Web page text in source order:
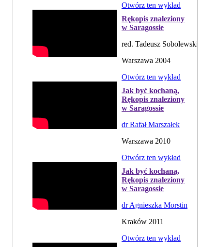
Otwórz ten wykład
Rękopis znaleziony
w Saragossie
red. Tadeusz Sobolewski
Warszawa 2004
Otwórz ten wykład
Jak być kochaną,
Rękopis znaleziony
w Saragossie
dr Rafał Marszałek
Warszawa 2010
Otwórz ten wykład
Jak być kochaną,
Rękopis znaleziony
w Saragossie
dr Agnieszka Morstin
Kraków 2011
Otwórz ten wykład